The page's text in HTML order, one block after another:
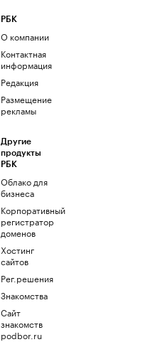
РБК
О компании
Контактная
информация
Редакция
Размещение
рекламы
Другие
продукты
РБК
Облако для
бизнеса
Корпоративный
регистратор
доменов
Хостинг
сайтов
Рег.решения
Знакомства
Сайт
знакомств
podbor.ru